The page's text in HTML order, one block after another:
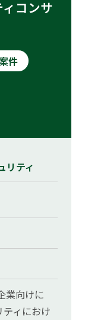
コンサ
件
リティ
業向けに
ィにおけ